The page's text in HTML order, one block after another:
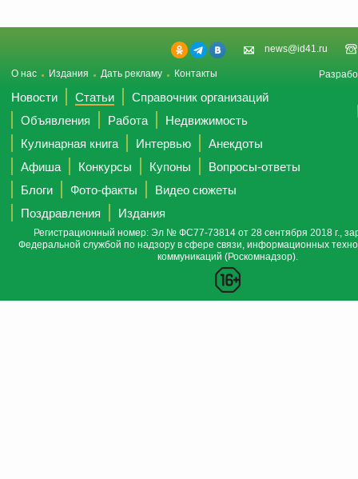
news@id41.ru
О нас Издания Дать рекламу Контакты
Новости Статьи
Справочник организаций
Объявления
Работа
Недвижимость
Кулинарная книга
Интервью
Анекдоты
Афиша
Конкурсы Купоны
Вопросы-ответы
Блоги
Фото-факты
Видео сюжеты
Поздравления
Издания
Регистрационный номер: Эл № ФС77-73814 от 28 сентября 2018 г.,
Федеральной службой по надзору в сфере связи, информационных
коммуникаций (Роскомнадзор).